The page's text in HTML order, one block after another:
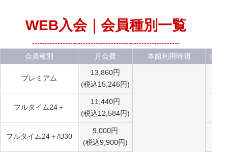
WEB入会｜会員種別一覧
----------------------------------------------------------
会員種別
月会費 本館利用時間 ジム
プレミアム
13,860円
(税込15,246円)
フルタイム24＋
11,440円
(税込12,584円)
フルタイム24＋/U30
9,000円
(税込9,900円)